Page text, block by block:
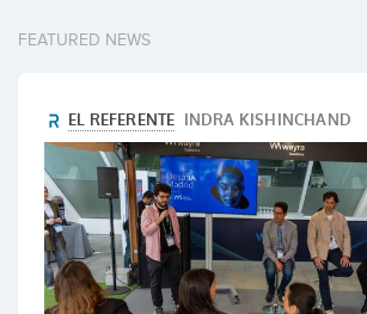
FEATURED NEWS